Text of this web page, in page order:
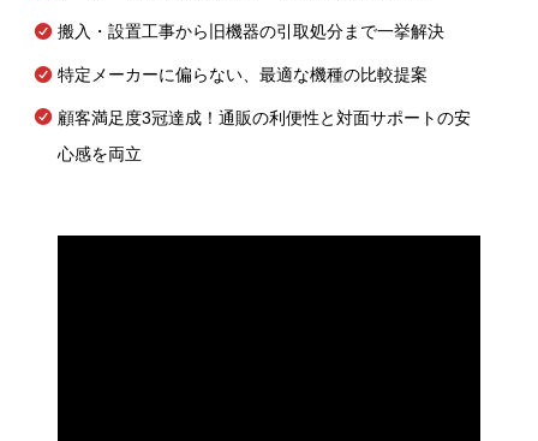
搬入・設置工事から旧機器の引取処分まで一挙解決
特定メーカーに偏らない、最適な機種の比較提案
顧客満足度3冠達成！通販の利便性と対面サポートの安
心感を両立